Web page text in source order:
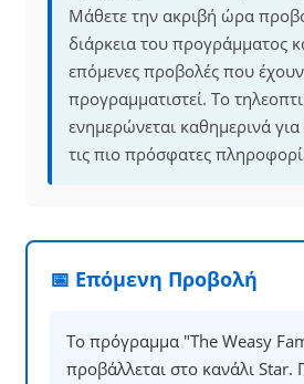
Μάθετε την ακριβή ώρα
διάρκεια του προγράμματος
επόμενες προβολές που έχουν
προγραμματιστεί. Το
ενημερώνεται καθημερινά
τις πιο πρόσφατες
📅 Επόμενη Προβολή
Το πρόγραμμα "The Weasy
προβάλλεται στο κανάλι